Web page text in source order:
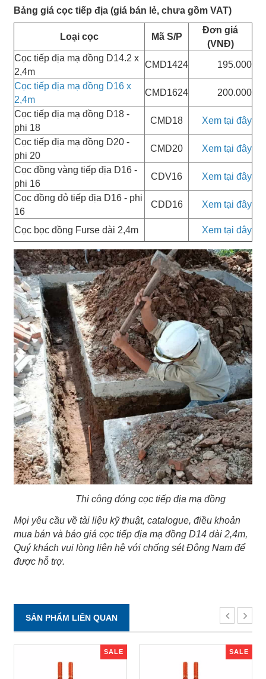
Bảng giá cọc tiếp địa (giá bán lẻ, chưa gồm VAT)
Loại cọc Mã S/P
Đơn giá
(VNĐ)
Cọc tiếp địa mạ đồng D14.2 x
2,4m
CMD1424 195.000
Cọc tiếp địa mạ đồng D16 x
2,4m
CMD1624 200.000
Cọc tiếp địa mạ đồng D18 -
phi 18
CMD18 Xem tại đây
Cọc tiếp địa mạ đồng D20 -
phi 20
CMD20 Xem tại đây
Cọc đồng vàng tiếp địa D16 -
phi 16
CDV16 Xem tại đây
Cọc đồng đỏ tiếp địa D16 - phi
16
CDD16 Xem tại đây
Cọc bọc đồng Furse dài 2,4m Xem tại đây
Thi công đóng cọc tiếp địa mạ đồng
Mọi yêu cầu về tài liệu kỹ thuật, catalogue, điều khoản
mua bán và báo giá cọc tiếp địa mạ đồng D14 dài 2,4m,
Quý khách vui lòng liên hệ với chống sét Đông Nam để
được hỗ trợ.
SẢN PHẨM LIÊN QUAN
SALE SALE